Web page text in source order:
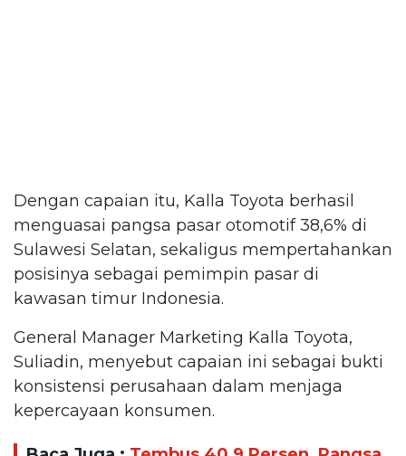
Dengan capaian itu, Kalla Toyota berhasil
menguasai pangsa pasar otomotif 38,6% di
Sulawesi Selatan, sekaligus mempertahankan
posisinya sebagai pemimpin pasar di
kawasan timur Indonesia.
General Manager Marketing Kalla Toyota,
Suliadin, menyebut capaian ini sebagai bukti
konsistensi perusahaan dalam menjaga
kepercayaan konsumen.